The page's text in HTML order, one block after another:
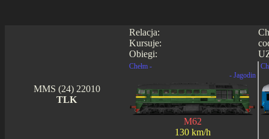
Relacja:
Kursuje:
Obiegi:
MMS (24) 22010
TLK
Chełm -
- Jagodin
M62
130 km/h